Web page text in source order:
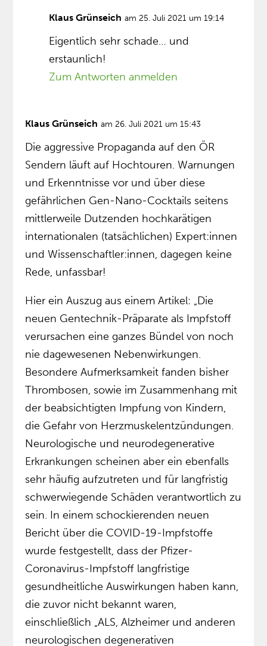
Klaus Grünseich am 25. Juli 2021 um 19:14
Eigentlich sehr schade… und
erstaunlich!
Zum Antworten anmelden
Klaus Grünseich am 26. Juli 2021 um 15:43
Die aggressive Propaganda auf den ÖR
Sendern läuft auf Hochtouren. Warnungen
und Erkenntnisse vor und über diese
gefährlichen Gen-Nano-Cocktails seitens
mittlerweile Dutzenden hochkarätigen
internationalen (tatsächlichen) Expert:innen
und Wissenschaftler:innen, dagegen keine
Rede, unfassbar!
Hier ein Auszug aus einem Artikel: „Die
neuen Gentechnik-Präparate als Impfstoff
verursachen eine ganzes Bündel von noch
nie dagewesenen Nebenwirkungen.
Besondere Aufmerksamkeit fanden bisher
Thrombosen, sowie im Zusammenhang mit
der beabsichtigten Impfung von Kindern,
die Gefahr von Herzmuskelentzündungen.
Neurologische und neurodegenerative
Erkrankungen scheinen aber ein ebenfalls
sehr häufig aufzutreten und für langfristig
schwerwiegende Schäden verantwortlich zu
sein. In einem schockierenden neuen
Bericht über die COVID-19-Impfstoffe
wurde festgestellt, dass der Pfizer-
Coronavirus-Impfstoff langfristige
gesundheitliche Auswirkungen haben kann,
die zuvor nicht bekannt waren,
einschließlich „ALS, Alzheimer und anderen
neurologischen degenerativen